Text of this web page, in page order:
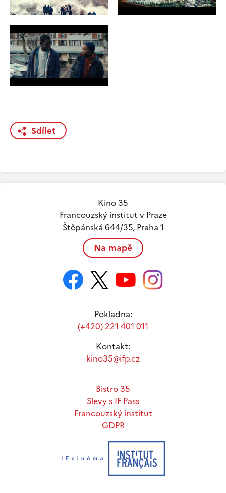
Sdílet
Kino 35
Francouzský institut v Praze
Štěpánská 644/35, Praha 1
Na mapě
Pokladna:
(+420) 221 401 011
Kontakt:
kino35@ifp.cz
Bistro 35
Slevy s IF Pass
Francouzský institut
GDPR